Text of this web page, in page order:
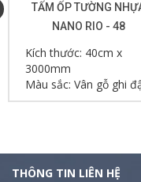
TẤM ỐP TƯỜNG
NANO RIO - 48
Kích thước: 40cm x
3000mm
Màu sắc: Vân gỗ ghi
THÔNG TIN LIÊN HỆ